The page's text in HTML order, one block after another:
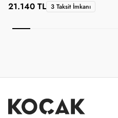
21.140 TL 3 Taksit İmkanı